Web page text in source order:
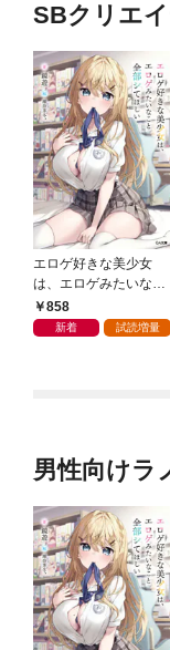
SBクリエ
エロゲ好きな美少女
は、エロゲみたいなこ
と全部シてほしい【電
子ＳＳ特典付き】
858
新着 試読増量
男性向けラ